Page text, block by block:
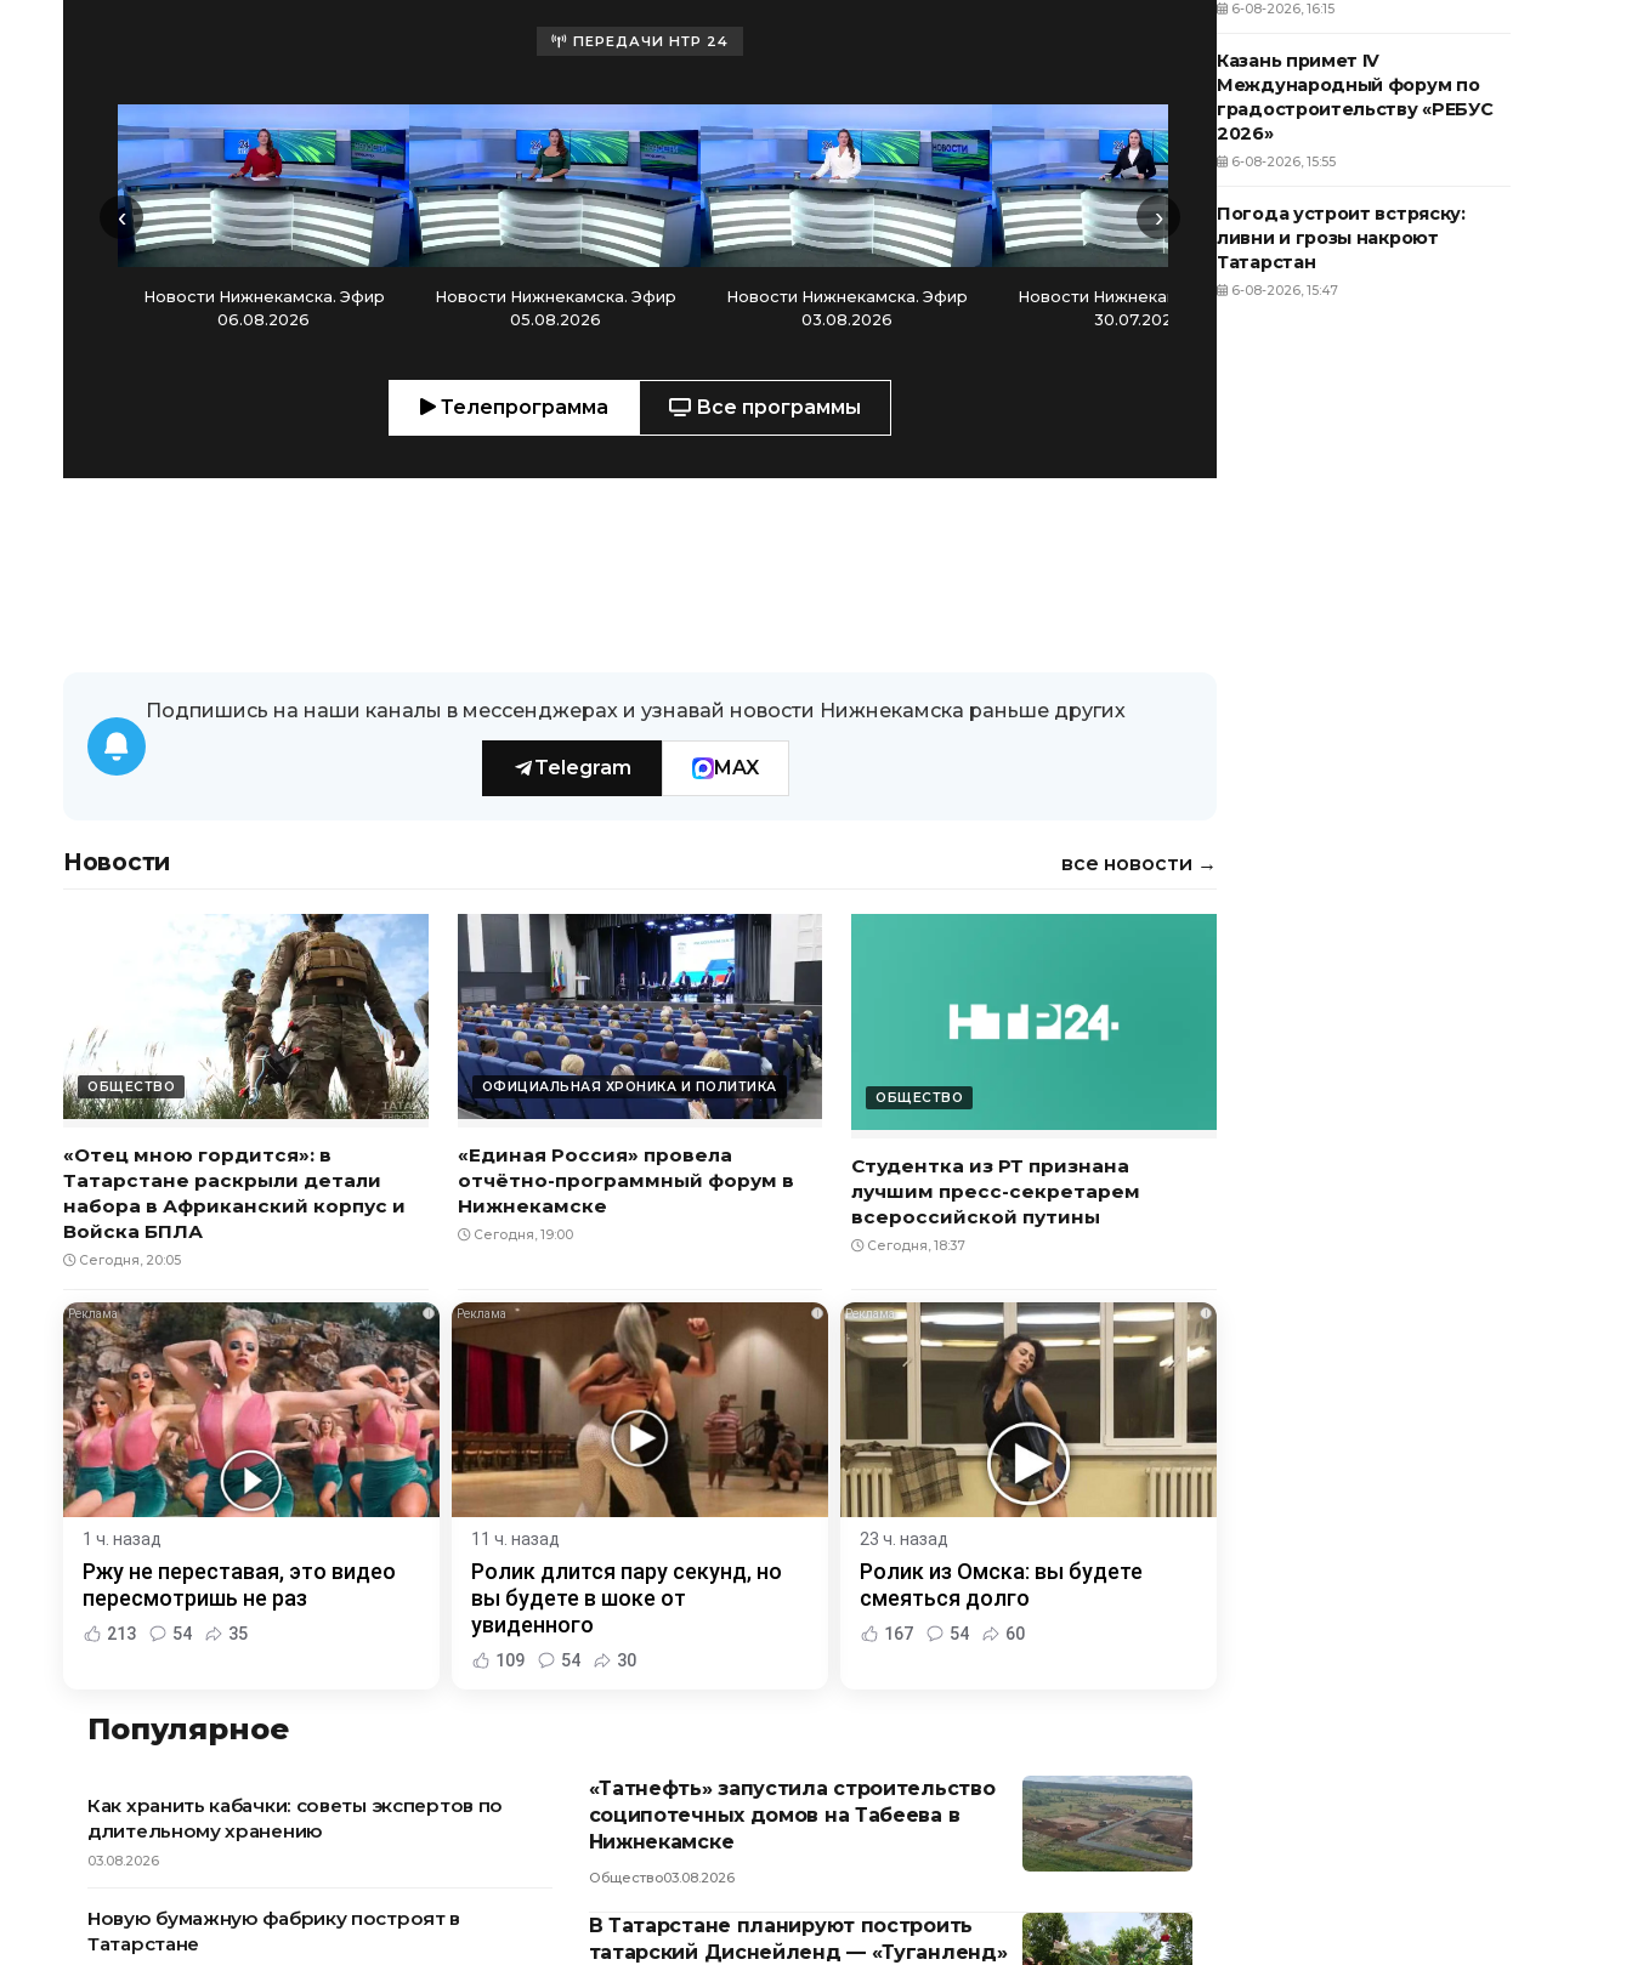
ПЕРЕДАЧИ НТР 24
Новости Нижнекамска. Эфир
06.08.2026
Новости Нижнекамска. Эфир
05.08.2026
Новости Нижнекамска. Эфир
03.08.2026
Новости Нижнекамска. Эфир
30.07.2026
Новости Нижнекамска. Эфир
‹ ›
Телепрограмма Все программы
Подпишись на наши каналы в мессенджерах и узнавай новости Нижнекамска раньше других
Telegram MAX
Новости все новости →
ОБЩЕСТВО
«Отец мною гордится»: в
Татарстане раскрыли детали
набора в Африканский корпус и
Войска БПЛА
Сегодня, 20:05
ОФИЦИАЛЬНАЯ ХРОНИКА И ПОЛИТИКА
«Единая Россия» провела
отчётно-программный форум в
Нижнекамске
Сегодня, 19:00
ОБЩЕСТВО
Студентка из РТ признана
лучшим пресс-секретарем
всероссийской путины
Сегодня, 18:37
i
1 ч. назад
Ржу не переставая, это видео
пересмотришь не раз
213 54 35
i
11 ч. назад
Ролик длится пару секунд, но
вы будете в шоке от
увиденного
109 54 30
i
23 ч. назад
Ролик из Омска: вы будете
смеяться долго
167 54 60
Популярное
Как хранить кабачки: советы экспертов по
длительному хранению
03.08.2026
Новую бумажную фабрику построят в
Татарстане
«Татнефть» запустила строительство
соципотечных домов на Табеева в
Нижнекамске
Общество03.08.2026
В Татарстане планируют построить
татарский Диснейленд — «Туганленд»
6-08-2026, 16:15
Казань примет IV
Международный форум по
градостроительству «РЕБУС
2026»
6-08-2026, 15:55
Погода устроит встряску:
ливни и грозы накроют
Татарстан
6-08-2026, 15:47